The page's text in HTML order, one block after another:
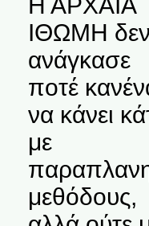
ΙΘΩΜΗ δεν
ανάγκασε
ποτέ
να κάνει
με
μεθόδους,